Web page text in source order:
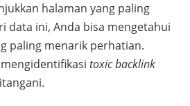
halaman yang paling
data ini, Anda bisa mengetahui
paling menarik perhatian.
toxic backlink